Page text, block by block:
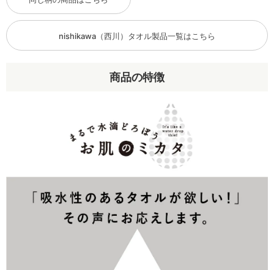
商品の特徴
nishikawa（西川）タオル製品一覧はこちら